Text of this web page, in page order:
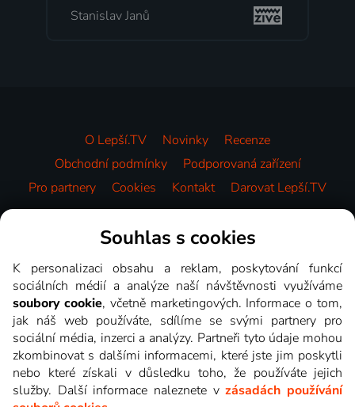
Stanislav Janů
O Lepší.TV Novinky
Recenze
Obchodní podmínky
Podporovaná zařízení
Pro partnery
Cookies Kontakt Darovat Lepší.TV
Videotéka
Souhlas s cookies
K personalizaci obsahu a reklam, poskytování funkcí
sociálních médií a analýze naší návštěvnosti využíváme
soubory cookie, včetně marketingových. Informace o tom,
jak náš web používáte, sdílíme se svými partnery pro
sociální média, inzerci a analýzy. Partneři tyto údaje mohou
zkombinovat s dalšími informacemi, které jste jim poskytli
nebo které získali v důsledku toho, že používáte jejich
služby. Další informace naleznete vzásadách používání